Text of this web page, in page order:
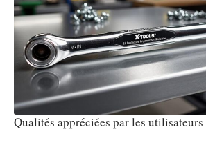
Qualités appréciées par les utilisateurs